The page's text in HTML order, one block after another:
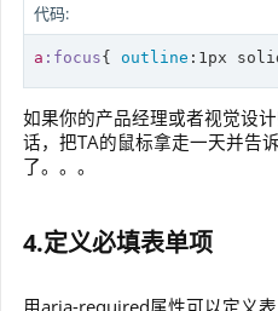
代码:
a :focus{ outline : 1px
如果你的产品经理或者视觉设
话，把TA的鼠标拿走一天并告
了。。。
4.定义必填表单项